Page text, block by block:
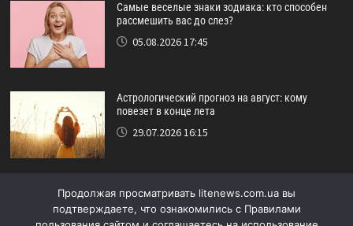
Самые веселые знаки зодиака: кто способен
рассмешить вас до слез?
05.08.2026 17:45
Астрологический прогноз на август: кому
повезет в конце лета
29.07.2026 16:15
Идеальный друг по знаку зодиака: кто никогда
не подведёт?
24.07.2026 17:48
Продолжая просматривать litenews.com.ua вы
подтверждаете, что ознакомились с Правилами